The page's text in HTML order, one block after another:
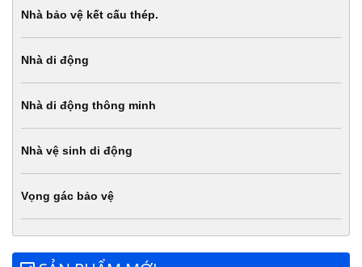
Nhà bảo vệ kết cấu thép.
Nhà di động
Nhà di động thông minh
Nhà vệ sinh di động
Vọng gác bảo vệ